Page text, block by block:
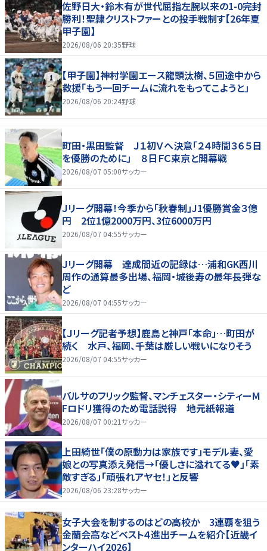
佐野日大・鈴木有が世代屈指左腕以来の1-0完封
勝利！聖隷クリストファーとの投手戦制す【26年夏
甲子園】
2026/08/06 20:35野球
【甲子園】神村学園エース龍頭汰樹、５回途中から
救援「もう一回チームに流れをもってこようと」
2026/08/06 20:24野球
町田・黒田監督 Ｊ１初Ｖへ決意「２４時間３６５日
を優勝のために」 ８日ＦＣ東京と開幕戦
2026/08/07 05:00サッカー
Ｊリーグ開幕！今季から「秋春制」J1優勝賞金３億
円 2位1億2000万円、3位6000万円
2026/08/07 04:55サッカー
Ｊリーグ開幕 達成間近の記録は…浦和GK西川
周作の通算最多出場、福岡・城後寿の最年長弾な
ど
2026/08/07 04:55サッカー
【Ｊリーグ記者予想】鹿島と神戸「本命」…町田が
続く 水戸、福岡、千葉は厳しい戦いになりそう
2026/08/07 04:55サッカー
バルサのフリック監督、マンチェスター・シティーM
Fロドリ獲得のため電話説得 地元紙報道
2026/08/07 00:21サッカー
上田綺世「僕の原動力は家族です」モデル妻、愛
娘との写真添え発信→「優しさに溢れてる♥」「素
敵すぎる」「頑張れアヤセ！」と反響
2026/08/06 23:28サッカー
女子大会を制するのはどの高校か 3連覇を狙う
金蘭会高などベスト４進出チームを紹介【近畿イ
ンターハイ2026】